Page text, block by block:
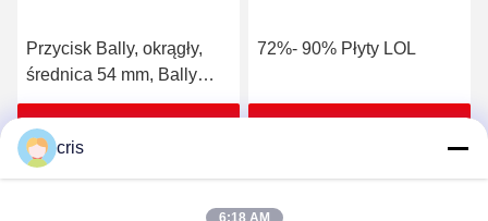
Przycisk Bally, okrągły,
średnica 54 mm, Bally
V22 i V32 (SP-RND-Bally)
Uzyskaj najlepszą cenę
72%- 90% Płyty LOL
cris
6:18 AM